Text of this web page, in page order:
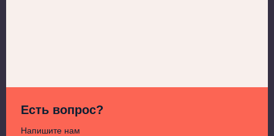
Есть вопрос?
Напишите нам